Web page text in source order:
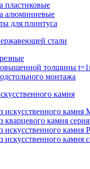
пластиковые
алюминиевые
для плинтуса
стали
толщины
монтажа
камня
искусственного
кварцевого камня
искусственного камня
искусственного камня